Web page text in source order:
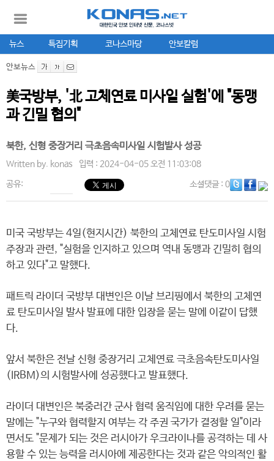
뉴스 특집기획 코나스마당 안보칼럼
안보뉴스
美국방부, '北 고체연료 미사일 실험'에 "동맹
과 긴밀 협의"
북한, 신형 중장거리 극초음속미사일 시험발사 성공
Written by. konas 입력 : 2024-04-05 오전 11:03:08
공유: 소셜댓글: 0
미국 국방부는 4일(현지시간) 북한의 고체연료 탄도미사일 시험
주장과 관련, "실험을 인지하고 있으며 역내 동맹과 긴밀히 협의
하고 있다"고 말했다.
패트릭 라이더 국방부 대변인은 이날 브리핑에서 북한의 고체연
료 탄도미사일 발사 발표에 대한 입장을 묻는 말에 이같이 답했
다.
앞서 북한은 전날 신형 중장거리 고체연료 극초음속탄도미사일
(IRBM)의 시험발사에 성공했다고 발표했다.
라이더 대변인은 북중러간 군사 협력 움직임에 대한 우려를 묻는
말에는 "누구와 협력할지 여부는 각 주권 국가가 결정할 일"이라
면서도 "문제가 되는 것은 러시아가 우크라이나를 공격하는 데 사
용할 수 있는 능력을 러시아에 제공한다는 것과 같은 악의적인 활